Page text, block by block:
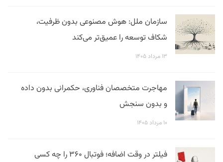
سازمان ملل: هوش مصنوعی بدون ظرفیت،
شکاف توسعه را عمیق‌تر می‌کند
۱۳ مرداد ۱۴۰۵
مهاجرت متخصصان فناوری، حکمرانی بدون داده
و بدون سنجش
۱۰ مرداد ۱۴۰۵
فیلتر در وقت اضافه؛ فوتبال ۳۶۰ را چه کسی